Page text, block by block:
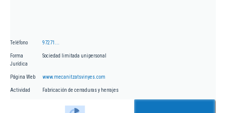
Teléfono 97271...
Forma
Jurídica
Sociedad limitada unipersonal
Página Web www.mecanitzatsvinyes.com
Actividad Fabricación de cerraduras y herrajes